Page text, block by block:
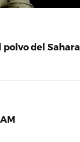
polvo del Sahara